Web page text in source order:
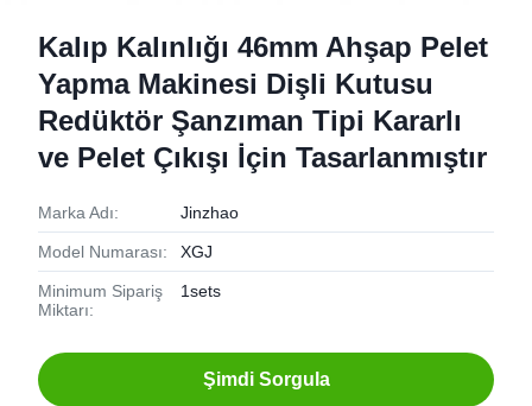
Kalıp Kalınlığı 46mm Ahşap Pelet
Yapma Makinesi Dişli Kutusu
Redüktör Şanzıman Tipi Kararlı
ve Pelet Çıkışı İçin Tasarlanmıştır
Marka Adı: Jinzhao
Model Numarası: XGJ
Minimum Sipariş
Miktarı:
1sets
Şimdi Sorgula